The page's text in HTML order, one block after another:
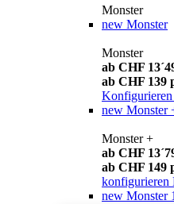
Monster
new Monster
Monster
ab CHF
ab CHF 139
Konfigurieren
new Monster
Monster +
ab CHF
ab CHF 149
konfigurieren
new Monster